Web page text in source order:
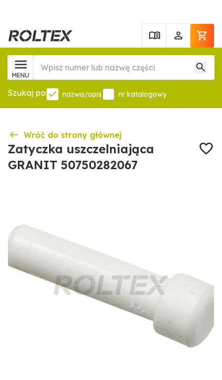
MENU
Szukaj po nazwa/opis nr katalogowy
Wróć do strony głównej
Zatyczka uszczelniająca
GRANIT 50750282067